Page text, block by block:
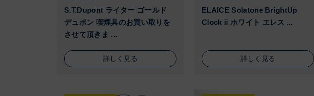
S.T.Dupont ライター ゴールド
デュポン 喫煙具のお買い取りを
させて頂きま ...
詳しく見る
ELAICE Solatone BrightUp
Clock ii ホワイト エレス ...
詳しく見る